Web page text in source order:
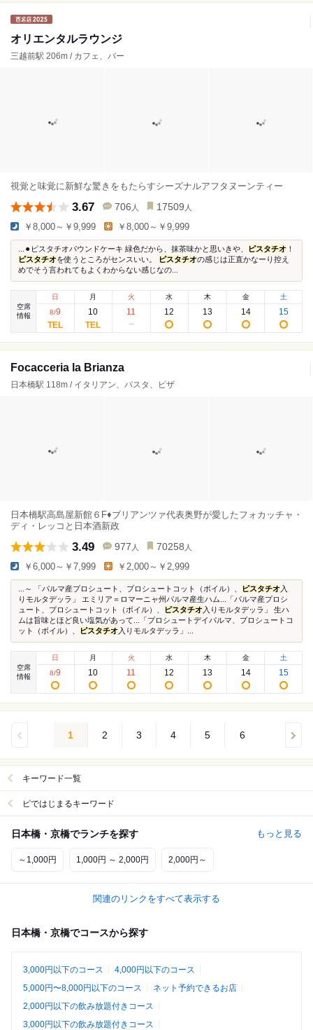
オリエンタルラウンジ
三越前駅 206m / カフェ、バー
視覚と味覚に新鮮な驚きをもたらすシーズナルアフタヌーンティー
3.67 706 人 17509 人
￥8,000～￥9,999 ￥8,000～￥9,999
...⚫︎ピスタチオパウンドケーキ 緑色だから、抹茶味かと思いきや、 ピスタチオ ！
ピスタチオを使うところがセンスいい。 ピスタチオの感じは正直かなーり控え
めでそう言われてもよくわからない感じなの...
空席
情報
日
8/9
月
10
火
11
水
12
木
13
金
14
土
15
Focacceria la Brianza
日本橋駅 118m / イタリアン、パスタ、ピザ
日本橋駅高島屋新館６F♦ブリアンツァ代表奥野が愛したフォカッチャ・
ディ・レッコと日本酒新政
3.49 977 人 70258 人
￥6,000～￥7,999 ￥2,000～￥2,999
...～ 「パルマ産プロシュート、プロシュートコット（ボイル）、 ピスタチオ入
りモルタデッラ」 エミリア＝ロマーニャ州パルマ産生ハム...「パルマ産プロシ
ュート、プロシュートコット（ボイル）、
ピスタチオ入りモルタデッラ」 生ハ
ムは旨味とほど良い塩気があって...「プロシュートデイパルマ、プロシュートコ
ット（ボイル）、
ピスタチオ入りモルタデッラ」...
空席
情報
日
8/9
月
10
火
11
水
12
木
13
金
14
土
15
1 2 3 4 5 6
キーワード一覧
ピではじまるキーワード
日本橋・京橋でランチを探す もっと見る
～1,000円 1,000円 ～ 2,000円 2,000円～
関連のリンクをすべて表示する
日本橋・京橋でコースから探す
3,000円以下のコース
4,000円以下のコース
5,000円〜8,000円以下のコース
ネット予約できるお店
2,000円以下の飲み放題付きコース
3,000円以下の飲み放題付きコース